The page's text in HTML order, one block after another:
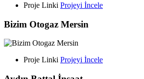
Proje Linki Projeyi İncele
Bizim Otogaz Mersin
Proje Linki Projeyi İncele